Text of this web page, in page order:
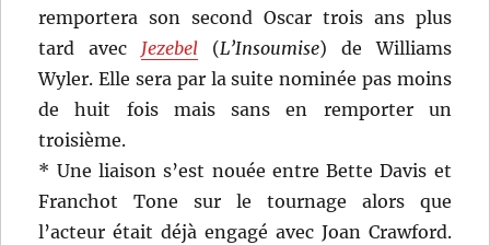
remportera son second Oscar trois ans plus
tard avec Jezebel (L’Insoumise) de Williams
Wyler. Elle sera par la suite nominée pas moins
de huit fois mais sans en remporter un
troisième.
* Une liaison s’est nouée entre Bette Davis et
Franchot Tone sur le tournage alors que
l’acteur était déjà engagé avec Joan Crawford.